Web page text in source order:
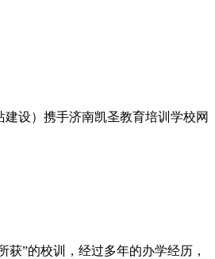
设）携手济南凯圣教育培训学校网
”的校训，经过多年的办学经历，